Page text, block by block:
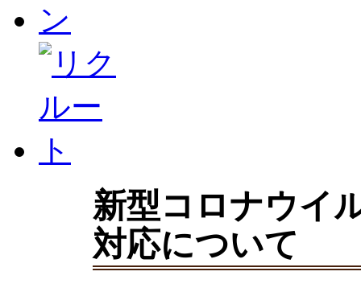
新型コロナウイ
対応について